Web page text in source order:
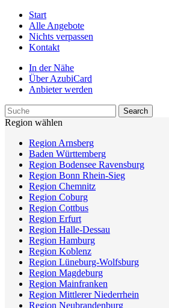
Start
Alle Angebote
Nichts verpassen
Kontakt
In der Nähe
Über AzubiCard
Anbieter werden
Region wählen
Region Arnsberg
Baden Württemberg
Region Bodensee Ravensburg
Region Bonn Rhein-Sieg
Region Chemnitz
Region Coburg
Region Cottbus
Region Erfurt
Region Halle-Dessau
Region Hamburg
Region Koblenz
Region Lüneburg-Wolfsburg
Region Magdeburg
Region Mainfranken
Region Mittlerer Niederrhein
Region Neubrandenburg